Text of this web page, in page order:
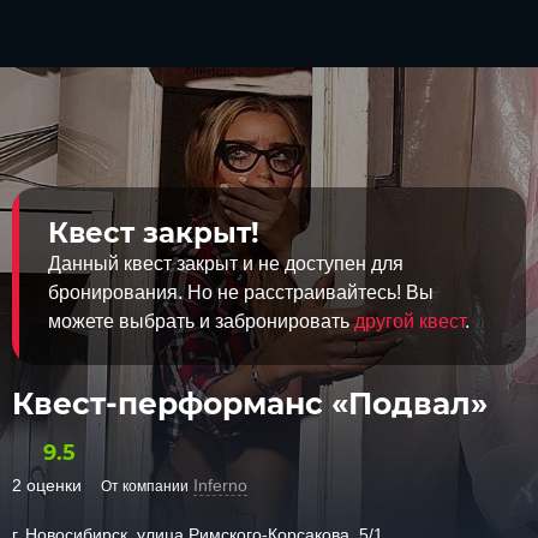
Квест закрыт!
Данный квест закрыт и не доступен для
бронирования. Но не расстраивайтесь! Вы
можете выбрать и забронироватьдругой квест.
Квест-перформанс «Подвал»
9.5
2 оценки От компании Inferno